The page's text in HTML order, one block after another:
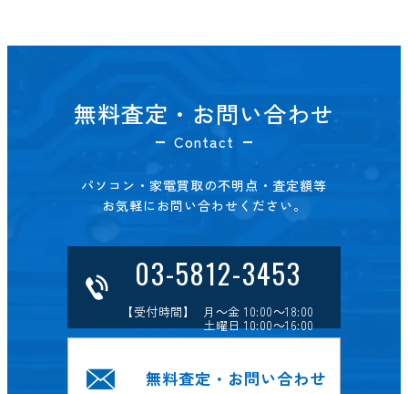
無料査定・お問い合わせ
Contact
パソコン・家電買取の不明点・査定額等
お気軽にお問い合わせください。
03-5812-3453
【受付時間】 月～金 10:00～18:00
土曜日 10:00～16:00
無料査定・お問い合わせ